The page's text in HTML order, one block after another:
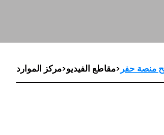
مركز الموارد>مقاطع الفيديو>